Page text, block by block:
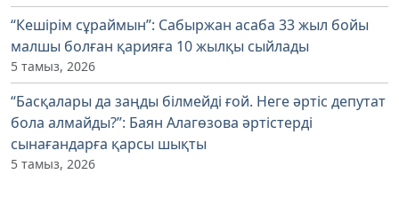
“Кешірім сұраймын”: Сабыржан асаба 33 жыл бойы
малшы болған қарияға 10 жылқы сыйлады
5 тамыз, 2026
“Басқалары да заңды білмейді ғой. Неге әртіс депутат
бола алмайды?”: Баян Алагөзова әртістерді
сынағандарға қарсы шықты
5 тамыз, 2026